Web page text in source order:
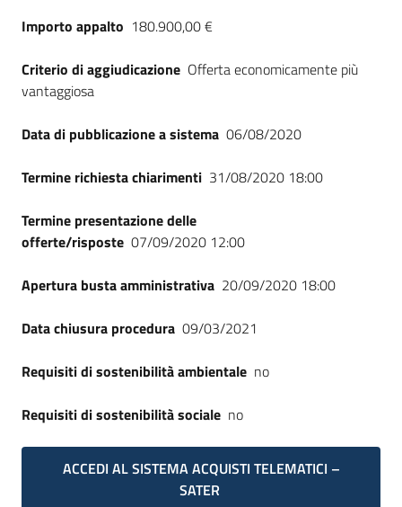
Importo appalto 180.900,00 €
Criterio di aggiudicazione Offerta economicamente più
vantaggiosa
Data di pubblicazione a sistema 06/08/2020
Termine richiesta chiarimenti 31/08/2020 18:00
Termine presentazione delle
offerte/risposte 07/09/2020 12:00
Apertura busta amministrativa 20/09/2020 18:00
Data chiusura procedura 09/03/2021
Requisiti di sostenibilità ambientale no
Requisiti di sostenibilità sociale no
ACCEDI AL SISTEMA ACQUISTI TELEMATICI –
SATER